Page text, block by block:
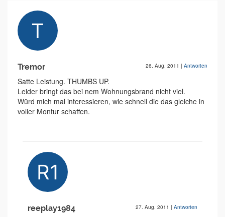
Tremor 26. Aug. 2011 | Antworten
Satte Leistung. THUMBS UP.
Leider bringt das bei nem Wohnungsbrand nicht viel.
Würd mich mal interessieren, wie schnell die das gleiche in
voller Montur schaffen.
reeplay1984 27. Aug. 2011 | Antworten